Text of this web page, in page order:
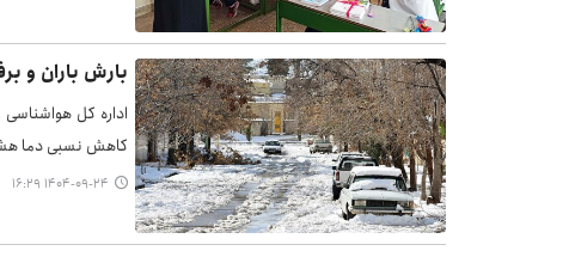
بارش باران و
اداره کل
کاهش نسبی دما
۱۴۰۴-۰۹-۲۴ ۱۶:۲۹